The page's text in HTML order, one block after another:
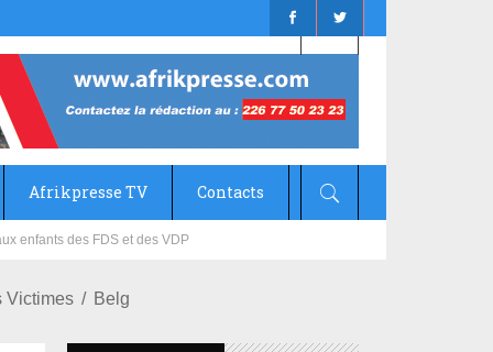
Afrikpresse TV Contacts
Victimes Belg